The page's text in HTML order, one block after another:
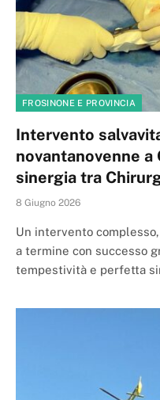
FROSINONE E PROVINCIA
Intervento
novantanovenne a
sinergia tra
8 Giugno 2026
Un intervento
a termine con successo
tempestività e perfetta